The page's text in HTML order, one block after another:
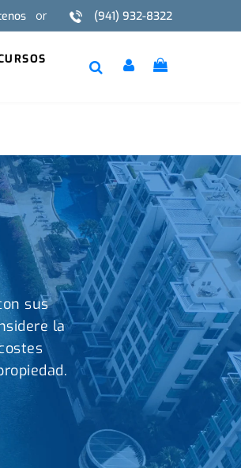
or (941) 932-8322
sus
la